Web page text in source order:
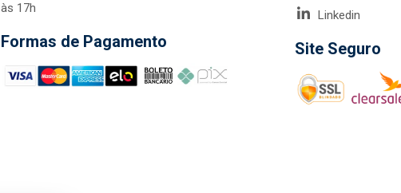
às 17h
Formas de Pagamento
Linkedin
Site Seguro